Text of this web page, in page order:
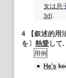
女は息
3d).
4 【叙述的用
を〕 熱愛して.
用例
He's